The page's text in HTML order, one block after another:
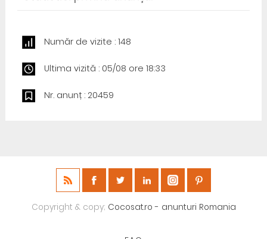
Număr de vizite : 148
Ultima vizită : 05/08 ore 18:33
Nr. anunț : 20459
Copyright & copy; Cocosat.ro - anunturi Romania